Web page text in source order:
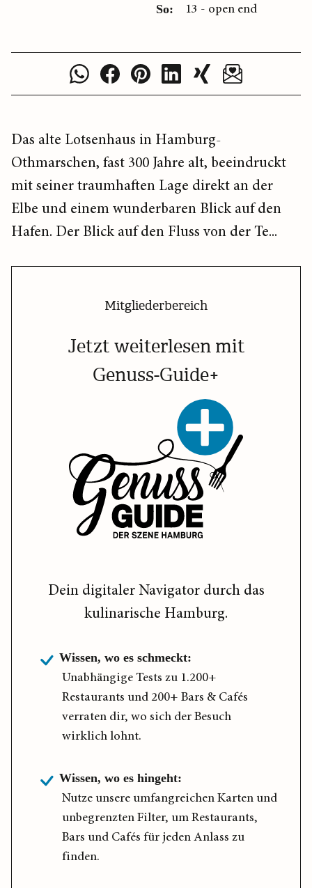
So: 13 - open end
Das alte Lotsenhaus in Hamburg-
Othmarschen, fast 300 Jahre alt, beeindruckt
mit seiner traumhaften Lage direkt an der
Elbe und einem wunderbaren Blick auf den
Hafen. Der Blick auf den Fluss von der Te...
Mitgliederbereich
Jetzt weiterlesen mit
Genuss-Guide+
Dein digitaler Navigator durch das
kulinarische Hamburg.
Wissen, wo es schmeckt:
Unabhängige Tests zu 1.200+
Restaurants und 200+ Bars & Cafés
verraten dir, wo sich der Besuch
wirklich lohnt.
Wissen, wo es hingeht:
Nutze unsere umfangreichen Karten und
unbegrenzten Filter, um Restaurants,
Bars und Cafés für jeden Anlass zu
finden.